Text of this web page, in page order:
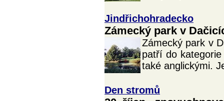
Jindřichohradecko
Zámecký park v
Zámecký park v
patří do
také anglickými.
Den stromů